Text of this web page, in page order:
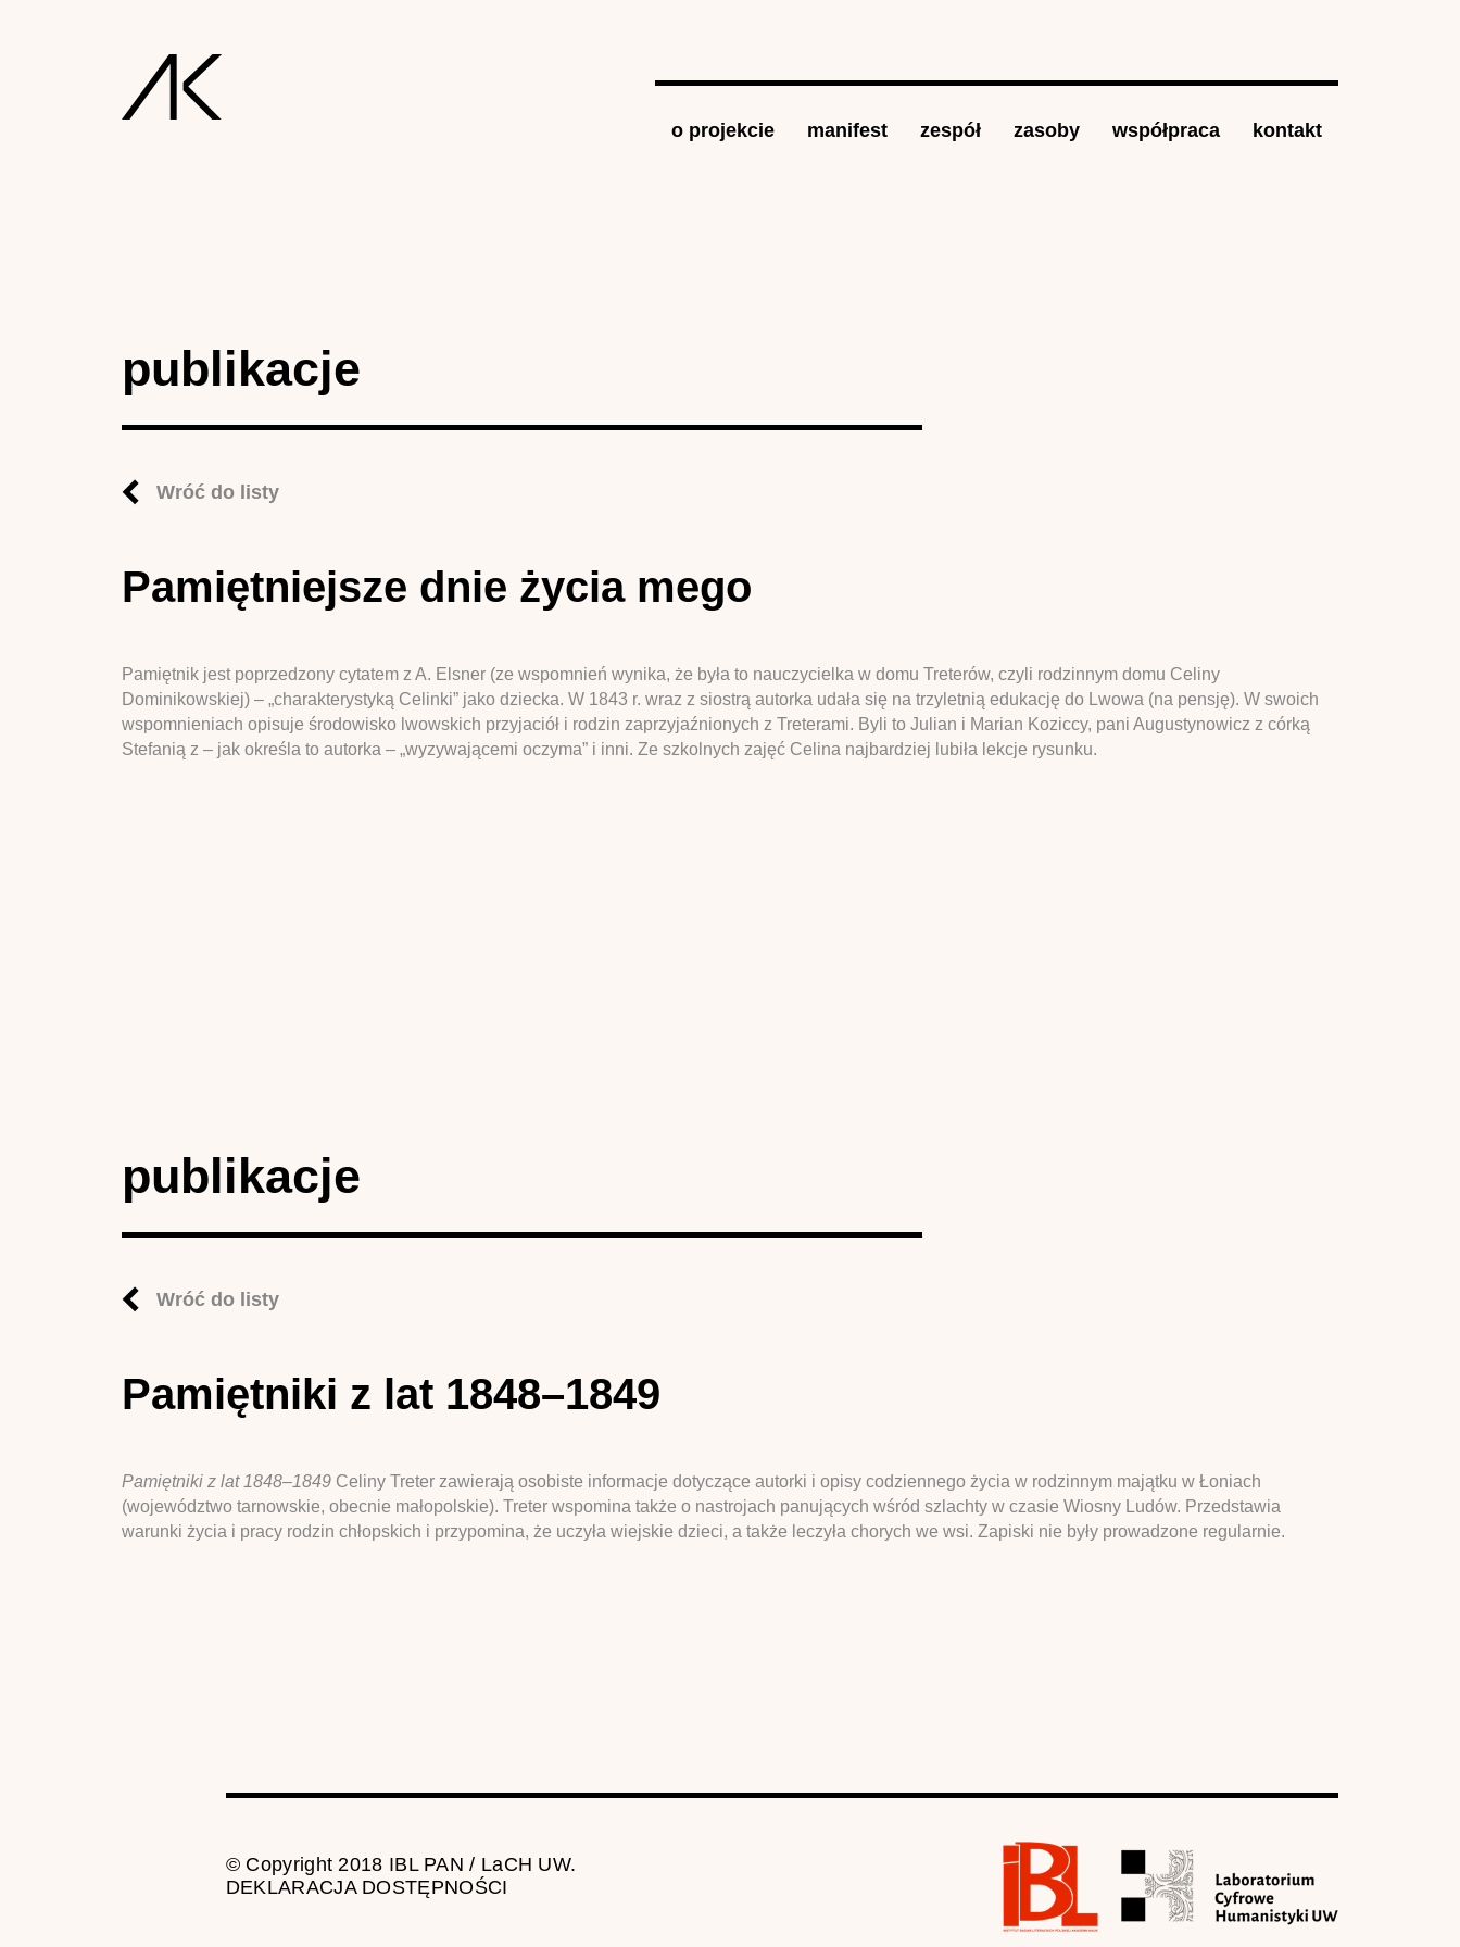
o projekcie manifest zespół zasoby współpraca kontakt
publikacje
Wróć do listy
Pamiętniejsze dnie życia mego
Pamiętnik jest poprzedzony cytatem z A. Elsner (ze wspomnień wynika, że była to nauczycielka w domu Treterów, czyli rodzinnym domu Celiny
Dominikowskiej) – „charakterystyką Celinki” jako dziecka. W 1843 r. wraz z siostrą autorka udała się na trzyletnią edukację do Lwowa (na pensję). W swoich
wspomnieniach opisuje środowisko lwowskich przyjaciół i rodzin zaprzyjaźnionych z Treterami. Byli to Julian i Marian Koziccy, pani Augustynowicz z córką
Stefanią z – jak określa to autorka – „wyzywającemi oczyma” i inni. Ze szkolnych zajęć Celina najbardziej lubiła lekcje rysunku.
publikacje
Wróć do listy
Pamiętniki z lat 1848–1849
Pamiętniki z lat 1848–1849 Celiny Treter zawierają osobiste informacje dotyczące autorki i opisy codziennego życia w rodzinnym majątku w Łoniach
(województwo tarnowskie, obecnie małopolskie). Treter wspomina także o nastrojach panujących wśród szlachty w czasie Wiosny Ludów. Przedstawia
warunki życia i pracy rodzin chłopskich i przypomina, że uczyła wiejskie dzieci, a także leczyła chorych we wsi. Zapiski nie były prowadzone regularnie.
© Copyright 2018 IBL PAN / LaCH UW.
DEKLARACJA DOSTĘPNOŚCI